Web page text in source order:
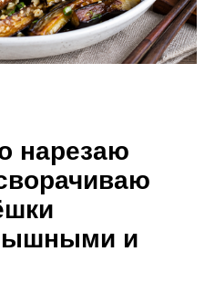
нарезаю
и